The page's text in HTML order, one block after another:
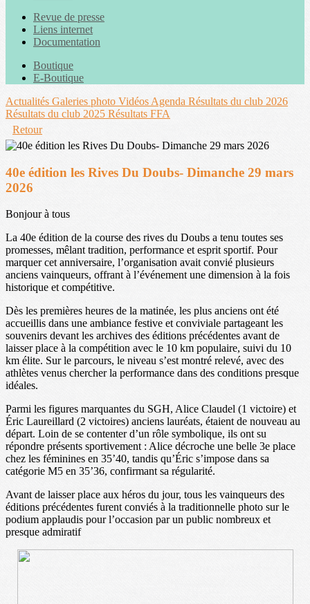
Revue de presse
Liens internet
Documentation
Boutique
E-Boutique
Actualités Galeries photo Vidéos Agenda Résultats du club 2026
Résultats du club 2025 Résultats FFA
Retour
40e édition les Rives Du Doubs- Dimanche 29 mars
2026
Bonjour à tous
La 40e édition de la course des rives du Doubs a tenu toutes ses
promesses, mêlant tradition, performance et esprit sportif. Pour
marquer cet anniversaire, l’organisation avait convié plusieurs
anciens vainqueurs, offrant à l’événement une dimension à la fois
historique et compétitive.
Dès les premières heures de la matinée, les plus anciens ont été
accueillis dans une ambiance festive et conviviale partageant les
souvenirs devant les archives des éditions précédentes avant de
laisser place à la compétition avec le 10 km populaire, suivi du 10
km élite. Sur le parcours, le niveau s’est montré relevé, avec des
athlètes venus chercher la performance dans des conditions presque
idéales.
Parmi les figures marquantes du SGH, Alice Claudel (1 victoire) et
Éric Laureillard (2 victoires) anciens lauréats, étaient de nouveau au
départ. Loin de se contenter d’un rôle symbolique, ils ont su
répondre présents sportivement : Alice décroche une belle 3e place
chez les féminines en 35’40, tandis qu’Éric s’impose dans sa
catégorie M5 en 35’36, confirmant sa régularité.
Avant de laisser place aux héros du jour, tous les vainqueurs des
éditions précédentes furent conviés à la traditionnelle photo sur le
podium applaudis pour l’occasion par un public nombreux et
presque admiratif